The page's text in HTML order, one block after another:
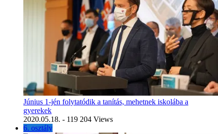
Június 1-jén folytatódik a tanítás, mehetnek iskolába a
gyerekek
2020.05.18. - 119 204 Views
6. osztály